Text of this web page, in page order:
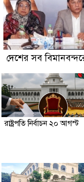
দেশের সব
রাষ্ট্রপতি নির্বাচন ২০ আগস্ট